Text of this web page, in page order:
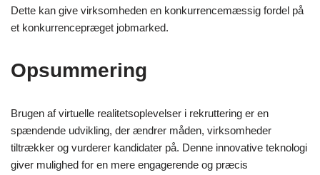
Dette kan give virksomheden en konkurrencemæssig fordel på
et konkurrencepræget jobmarked.
Opsummering
Brugen af virtuelle realitetsoplevelser i rekruttering er en
spændende udvikling, der ændrer måden, virksomheder
tiltrækker og vurderer kandidater på. Denne innovative teknologi
giver mulighed for en mere engagerende og præcis